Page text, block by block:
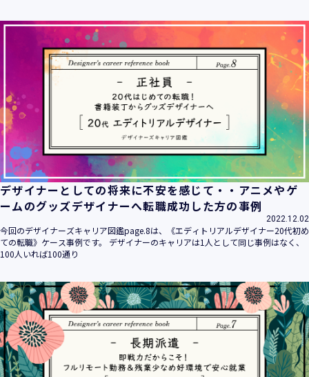
デザイナーとしての将来に不安を感じて・・アニメやゲ
ームのグッズデザイナーへ転職成功した方の事例
2022.12.02
今回のデザイナーズキャリア図鑑page.8は、《エディトリアルデザイナー20代初め
ての転職》ケース事例です。 デザイナーのキャリアは1人として同じ事例はなく、
100人いれば100通り